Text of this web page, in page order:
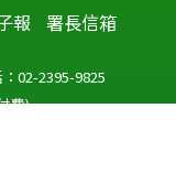
報 署長信箱
02-2395-9825
費)